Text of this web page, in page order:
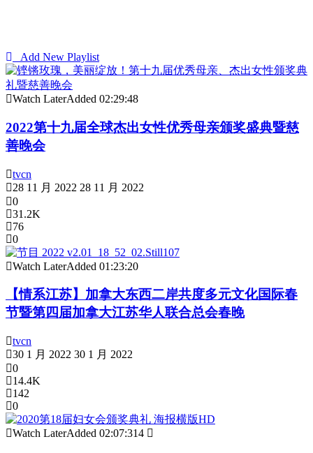
Add New Playlist
Watch LaterAdded 02:29:48
2022第十九届全球杰出女性优秀母亲颁奖盛典暨慈
善晚会
tvcn
28 11 月 2022 28 11 月 2022
0
31.2K
76
0
Watch LaterAdded 01:23:20
【情系江苏】加拿大东西二岸共度多元文化国际春
节暨第四届加拿大江苏华人联合总会春晚
tvcn
30 1 月 2022 30 1 月 2022
0
14.4K
142
0
Watch LaterAdded 02:07:314